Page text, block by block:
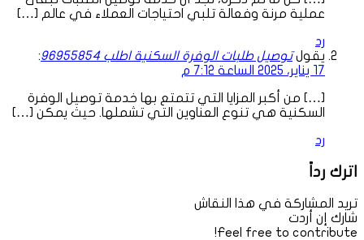
عملية مرنة وفعالة تلبي احتياجات العملاء في عالم […]
رد
يقول توصيل طلبات الوفرة السكنية اطلب 96955854
:
17 يناير، 2025 الساعة 7:12 م
[…] من أكبر المزايا التي تتمتع بها خدمة توصيل الوفرة
السكنية هي تنوع العناوين التي تشملها. حيث يمكن […]
رد
اترك رداً
تريد المشاركة في هذا النقاش
شارك إن أردت
Feel free to contribute!